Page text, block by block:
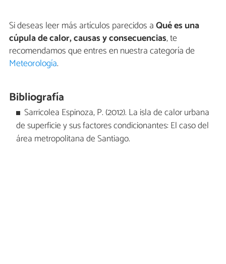
Si deseas leer más artículos parecidos aQué es una
cúpula de calor, causas y consecuencias, te
recomendamos que entres en nuestra categoría de
Meteorología.
Bibliografía
Sarricolea Espinoza, P. (2012). La isla de calor urbana
de superficie y sus factores condicionantes: El caso del
área metropolitana de Santiago.